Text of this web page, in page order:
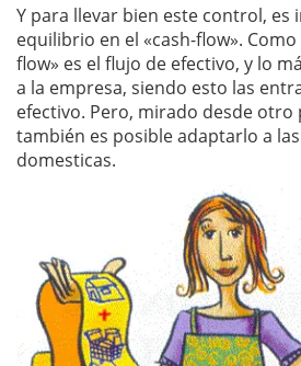
Y para llevar bien este control,
equilibrio en el «cash-flow».
flow» es el flujo de efectivo, y lo
a la empresa, siendo esto las
efectivo. Pero, mirado desde otro
también es posible adaptarlo a
domesticas.